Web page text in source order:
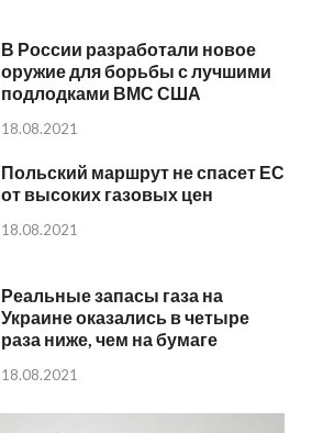
В России разработали новое
оружие для борьбы с лучшими
подлодками ВМС США
18.08.2021
Польский маршрут не спасет ЕС
от высоких газовых цен
18.08.2021
Реальные запасы газа на
Украине оказались в четыре
раза ниже, чем на бумаге
18.08.2021